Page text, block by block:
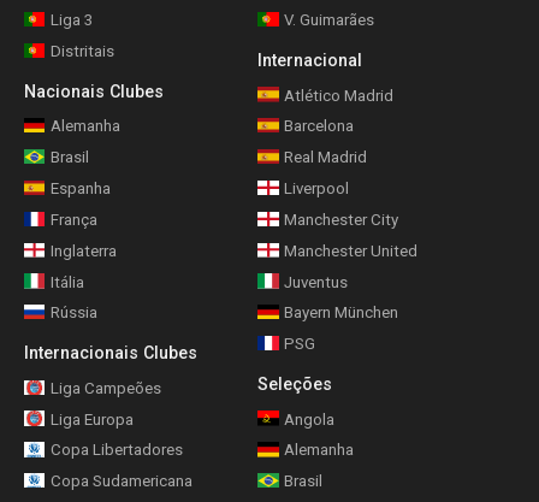
Liga 3
Distritais
Nacionais Clubes
Alemanha
Brasil
Espanha
França
Inglaterra
Itália
Rússia
Internacionais Clubes
Liga Campeões
Liga Europa
Copa Libertadores
Copa Sudamericana
V. Guimarães
Internacional
Atlético Madrid
Barcelona
Real Madrid
Liverpool
Manchester City
Manchester United
Juventus
Bayern München
PSG
Seleções
Angola
Alemanha
Brasil